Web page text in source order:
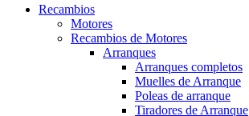
Recambios
Motores
Recambios de Motores
Arranques
Arranques completos
Muelles de Arranque
Poleas de arranque
Tiradores de Arranque